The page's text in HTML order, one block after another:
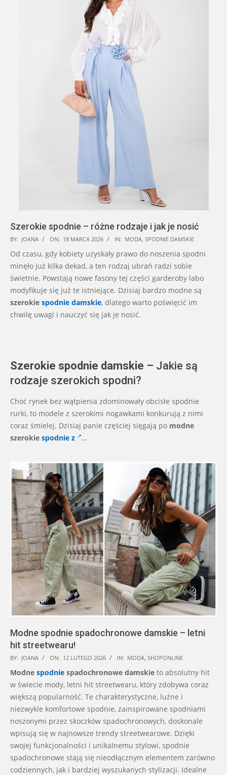
Szerokie spodnie – różne rodzaje i jak je nosić
2026-
03-
18
BY: JOANA ON: 18 MARCA 2026 IN: MODA, SPODNIE DAMSKIE
Od czasu, gdy kobiety uzyskały prawo do noszenia spodni
minęło już kilka dekad, a ten rodzaj ubrań radzi sobie
świetnie. Powstają nowe fasony tej części garderoby labo
modyfikuje się już te istniejące. Dzisiaj bardzo modne są
szerokie spodnie damskie, dlatego warto poświęcić im
chwilę uwagi i nauczyć się jak je nosić.
Szerokie spodnie damskie – Jakie są
rodzaje szerokich spodni?
Choć rynek bez wątpienia zdominowały obcisłe spodnie
rurki, to modele z szerokimi nogawkami konkurują z nimi
coraz śmielej. Dzisiaj panie częściej sięgają po modne
szerokie spodnie z …
Modne spodnie spadochronowe damskie – letni
hit streetwearu!
2026-
02-
12
BY: JOANA ON: 12 LUTEGO 2026 IN: MODA, SHOPONLINE
Modne spodnie spadochronowe damskie to absolutny hit
w świecie mody, letni hit streetwearu, który zdobywa coraz
większą popularność. Te charakterystyczne, luźne i
niezwykle komfortowe spodnie, zainspirowane spodniami
noszonymi przez skoczków spadochronowych, doskonale
wpisują się w najnowsze trendy streetwearowe. Dzięki
swojej funkcjonalności i unikalnemu stylowi, spodnie
spadochronowe stają się nieodłącznym elementem zarówno
codziennych, jak i bardziej wyszukanych stylizacji. Idealne